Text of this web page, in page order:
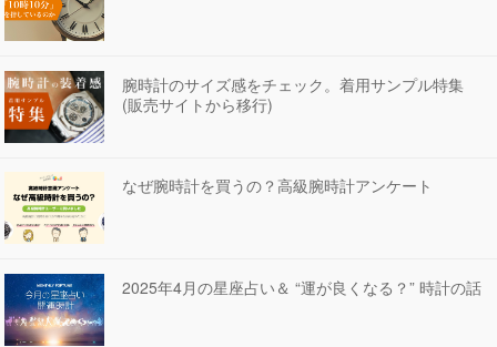
腕時計のサイズ感をチェック。着用サンプル特集
(販売サイトから移行)
なぜ腕時計を買うの？高級腕時計アンケート
2025年4月の星座占い＆ “運が良くなる？” 時計の話